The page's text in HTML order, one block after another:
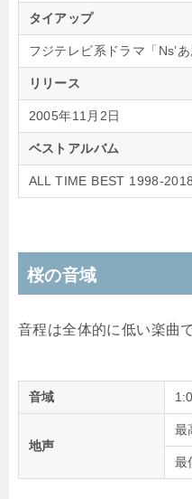
タイアップ
フジテレビ系ドラマ「Ns’
リリース
2005年11月2日
ベストアルバム
ALL TIME BEST 1998-2018
桜の音域
音程は全体的に低い楽曲で
音域
地声
最
最